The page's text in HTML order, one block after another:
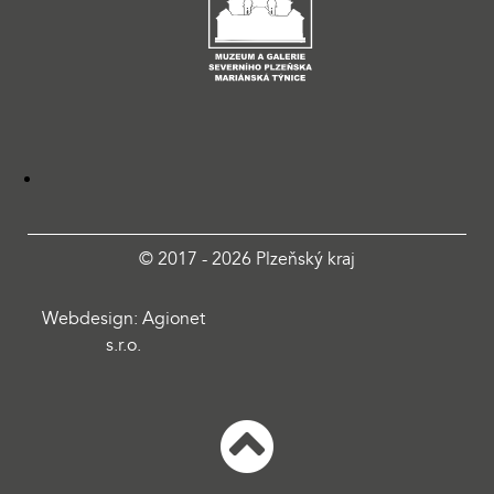
© 2017 - 2026 Plzeňský kraj
Webdesign: Agionet
s.r.o.